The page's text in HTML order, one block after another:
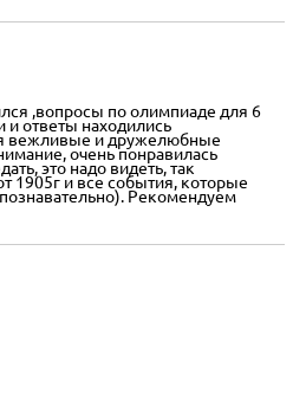
,вопросы по олимпиаде для 6
и ответы находились
вежливые и дружелюбные
очень понравилась
это надо видеть, так
1905г и все события, которые
Рекомендуем